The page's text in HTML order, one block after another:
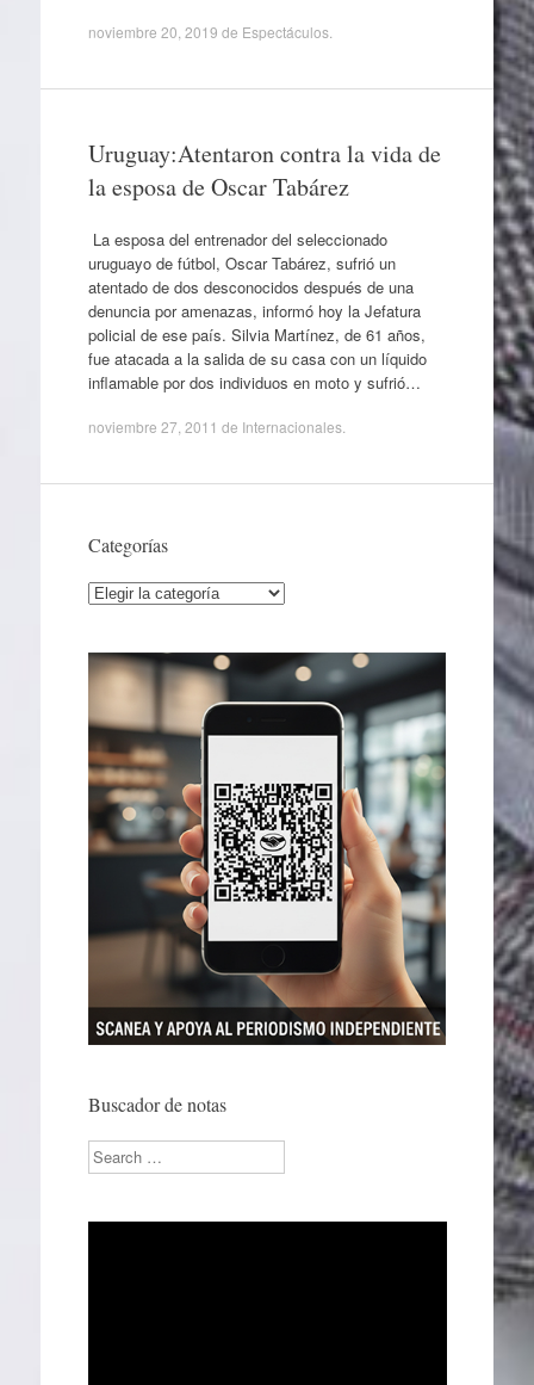
noviembre 20, 2019 de Espectáculos.
Uruguay:Atentaron contra la vida de
la esposa de Oscar Tabárez
La esposa del entrenador del seleccionado
uruguayo de fútbol, Oscar Tabárez, sufrió un
atentado de dos desconocidos después de una
denuncia por amenazas, informó hoy la Jefatura
policial de ese país. Silvia Martínez, de 61 años,
fue atacada a la salida de su casa con un líquido
inflamable por dos individuos en moto y sufrió…
noviembre 27, 2011 de Internacionales.
Categorías
Categorías
Buscador de notas
Search